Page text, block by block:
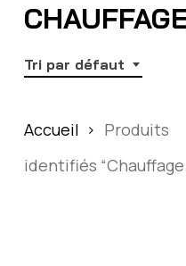
Tri par défaut
Accueil
Produits
identifiés